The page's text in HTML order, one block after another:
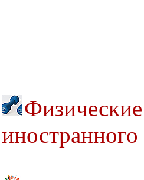
иностранного